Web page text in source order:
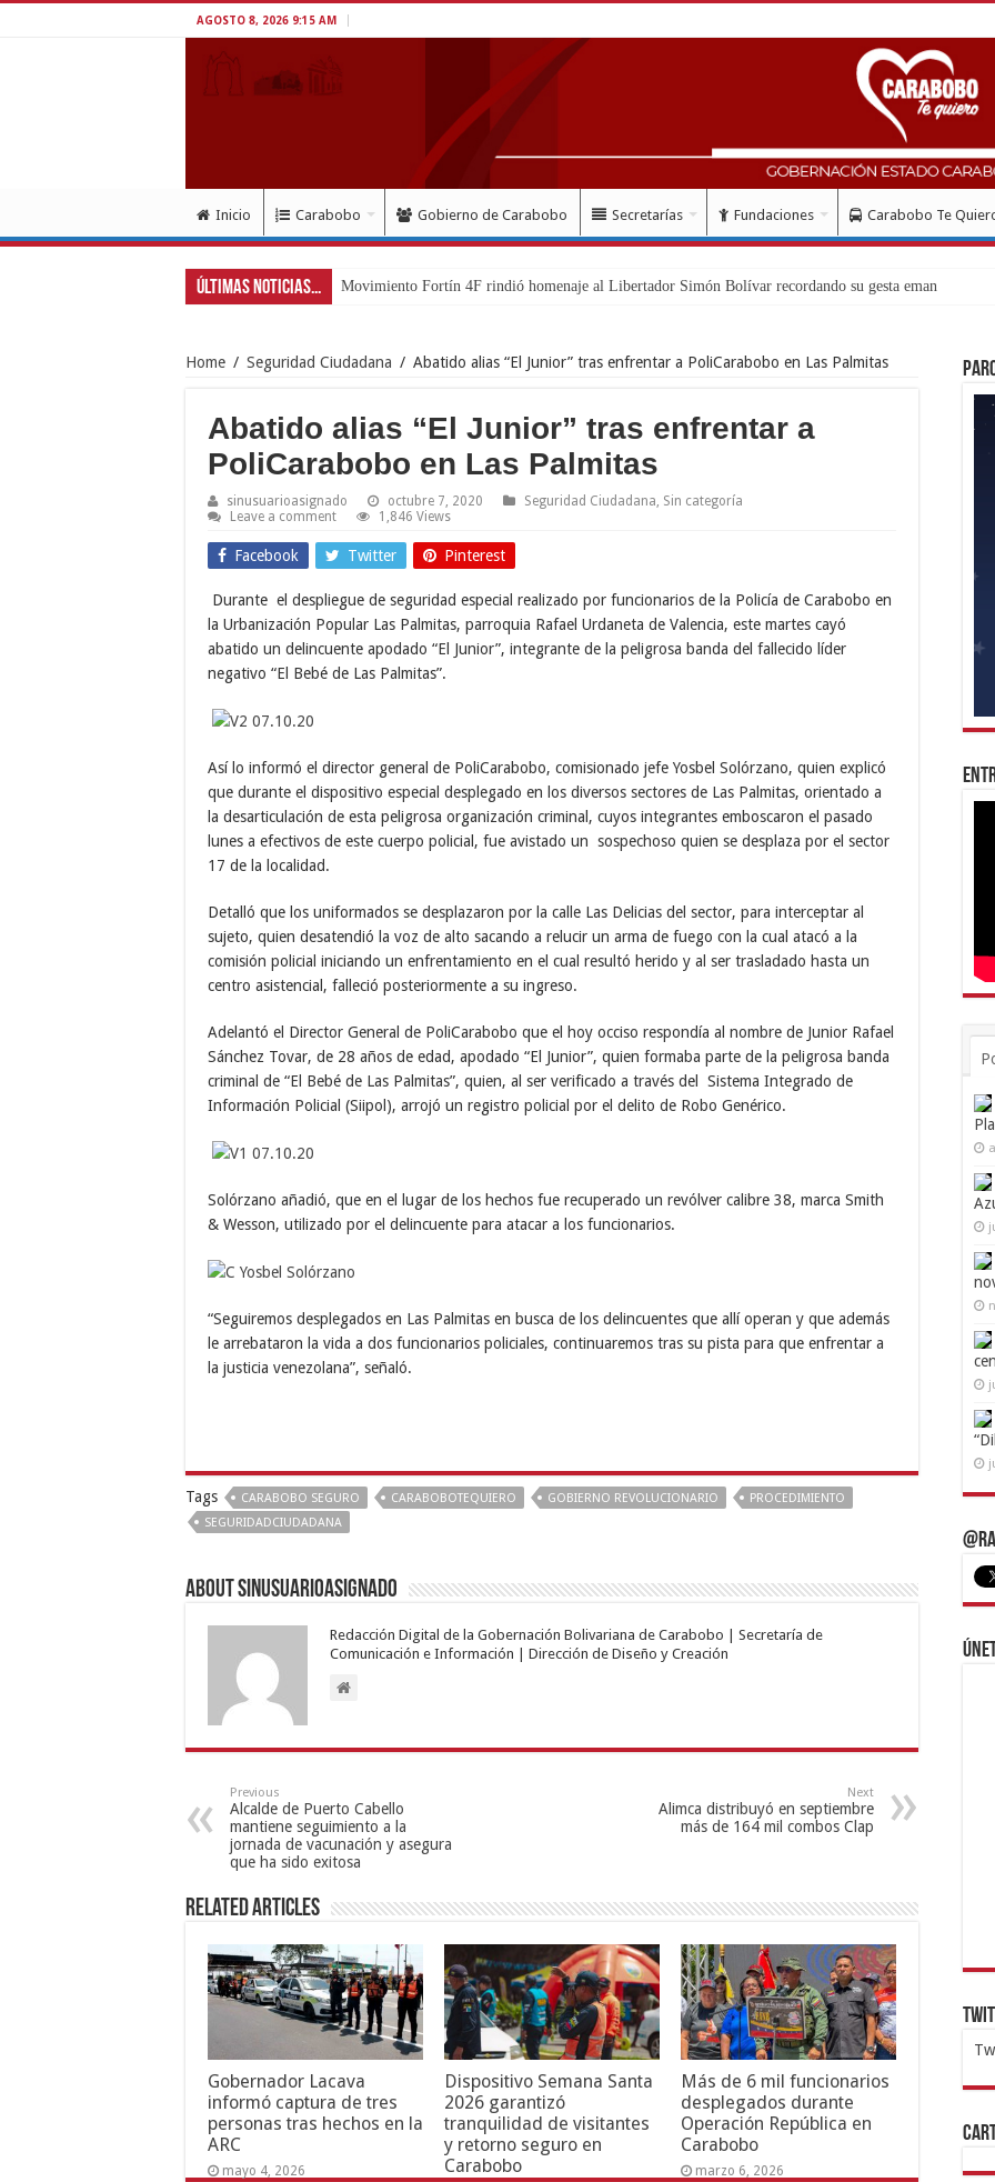
AGOSTO 8, 2026 9:15 AM
Inicio Carabobo Gobierno de Carabobo Secretarías Fundaciones Carabobo Te
Últimas Noticias... Exitoso despliegue de salud con
Home / Seguridad Ciudadana / Abatido alias “El Junior” tras enfrentar a PoliCarabobo en Las Palmitas
Abatido alias “El Junior” tras enfrentar a
PoliCarabobo en Las Palmitas
sinusuarioasignado octubre 7, 2020 Seguridad Ciudadana Sin categoría
Leave a comment
1,846 Views
Facebook Twitter Pinterest
Durante el despliegue de seguridad especial realizado por funcionarios de la Policía de Carabobo en
la Urbanización Popular Las Palmitas, parroquia Rafael Urdaneta de Valencia, este martes cayó
abatido un delincuente apodado “El Junior”, integrante de la peligrosa banda del fallecido líder
negativo “El Bebé de Las Palmitas”.
Así lo informó el director general de PoliCarabobo, comisionado jefe Yosbel Solórzano, quien explicó
que durante el dispositivo especial desplegado en los diversos sectores de Las Palmitas, orientado a
la desarticulación de esta peligrosa organización criminal, cuyos integrantes emboscaron el pasado
lunes a efectivos de este cuerpo policial, fue avistado un sospechoso quien se desplaza por el sector
17 de la localidad.
Detalló que los uniformados se desplazaron por la calle Las Delicias del sector, para interceptar al
sujeto, quien desatendió la voz de alto sacando a relucir un arma de fuego con la cual atacó a la
comisión policial iniciando un enfrentamiento en el cual resultó herido y al ser trasladado hasta un
centro asistencial, falleció posteriormente a su ingreso.
Adelantó el Director General de PoliCarabobo que el hoy occiso respondía al nombre de Junior Rafael
Sánchez Tovar, de 28 años de edad, apodado “El Junior”, quien formaba parte de la peligrosa banda
criminal de “El Bebé de Las Palmitas”, quien, al ser verificado a través del Sistema Integrado de
Información Policial (Siipol), arrojó un registro policial por el delito de Robo Genérico.
Solórzano añadió, que en el lugar de los hechos fue recuperado un revólver calibre 38, marca Smith
& Wesson, utilizado por el delincuente para atacar a los funcionarios.
“Seguiremos desplegados en Las Palmitas en busca de los delincuentes que allí operan y que además
le arrebataron la vida a dos funcionarios policiales, continuaremos tras su pista para que enfrentar a
la justicia venezolana”, señaló.
Tags CARABOBO SEGURO CARABOBOTEQUIERO GOBIERNO REVOLUCIONARIO
PROCEDIMIENTO
SEGURIDADCIUDADANA
About sinusuarioasignado
Redacción Digital de la Gobernación Bolivariana de Carabobo | Secretaría de
Comunicación e Información | Dirección de Diseño y Creación
Previous
Alcalde de Puerto Cabello
mantiene seguimiento a la
jornada de vacunación y asegura
que ha sido exitosa
Next
Alimca distribuyó en septiembre
más de 164 mil combos Clap
Related Articles
Gobernador Lacava
informó captura de tres
personas tras hechos en la
ARC
mayo 4, 2026
Dispositivo Semana Santa
2026 garantizó
tranquilidad de visitantes
y retorno seguro en
Carabobo
Más de 6 mil funcionarios
desplegados durante
Operación República en
Carabobo
marzo 6, 2026